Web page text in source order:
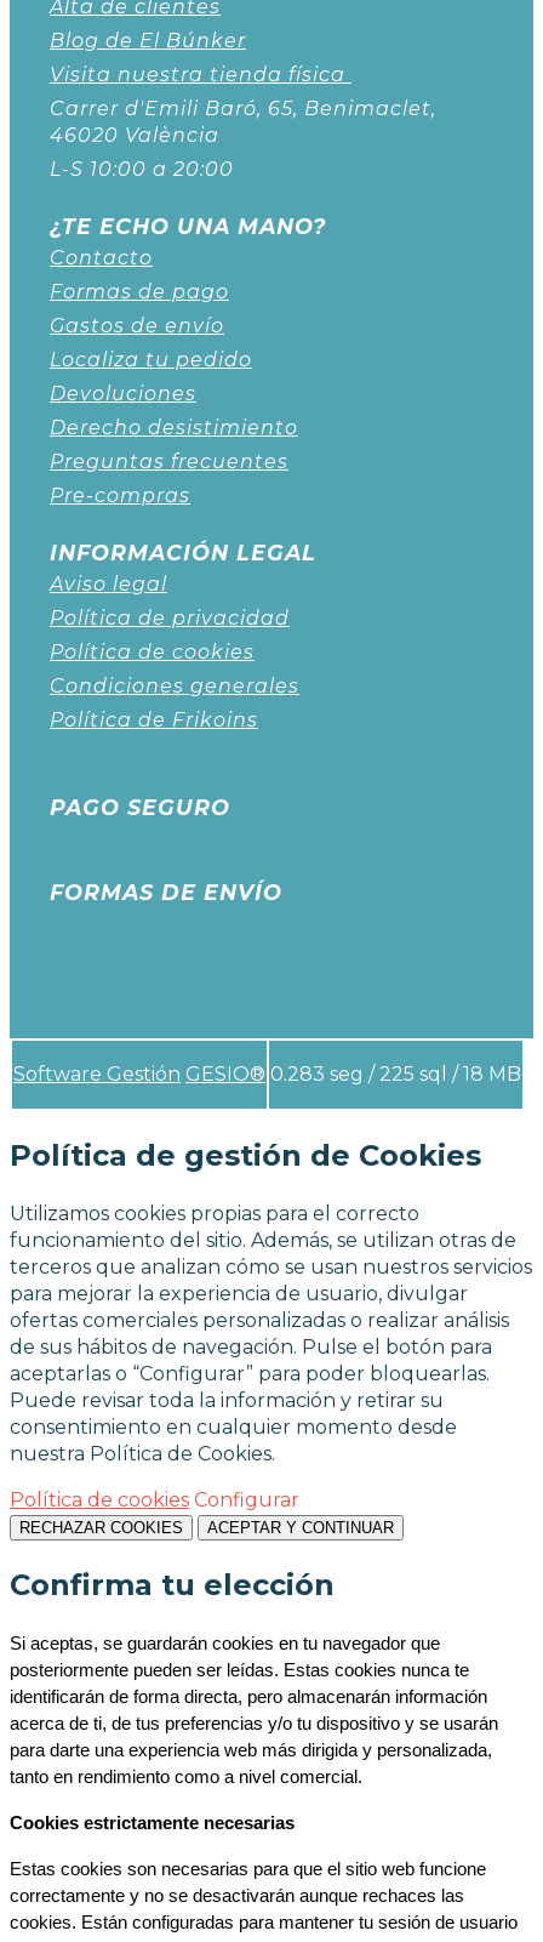
Alta de clientes
Blog de El Búnker
Visita nuestra tienda física
Carrer d'Emili Baró, 65, Benimaclet,
46020 València
L-S 10:00 a 20:00
¿TE ECHO UNA MANO?
Contacto
Formas de pago
Gastos de envío
Localiza tu pedido
Devoluciones
Derecho desistimiento
Preguntas frecuentes
Pre-compras
INFORMACIÓN LEGAL
Aviso legal
Política de privacidad
Política de cookies
Condiciones generales
Política de Frikoins
PAGO SEGURO
FORMAS DE ENVÍO
Software Gestión GESIO® 0.283 seg / 225 sql / 18 MB
Política de gestión de Cookies
Utilizamos cookies propias para el correcto
funcionamiento del sitio. Además, se utilizan otras de
terceros que analizan cómo se usan nuestros servicios
para mejorar la experiencia de usuario, divulgar
ofertas comerciales personalizadas o realizar análisis
de sus hábitos de navegación. Pulse el botón para
aceptarlas o “Configurar” para poder bloquearlas.
Puede revisar toda la información y retirar su
consentimiento en cualquier momento desde
nuestra Política de Cookies.
Política de cookies Configurar
RECHAZAR COOKIES ACEPTAR Y CONTINUAR
Confirma tu elección
Si aceptas, se guardarán cookies en tu navegador que
posteriormente pueden ser leídas. Estas cookies nunca te
identificarán de forma directa, pero almacenarán información
acerca de ti, de tus preferencias y/o tu dispositivo y se usarán
para darte una experiencia web más dirigida y personalizada,
tanto en rendimiento como a nivel comercial.
Cookies estrictamente necesarias
Estas cookies son necesarias para que el sitio web funcione
correctamente y no se desactivarán aunque rechaces las
cookies. Están configuradas para mantener tu sesión de usuario